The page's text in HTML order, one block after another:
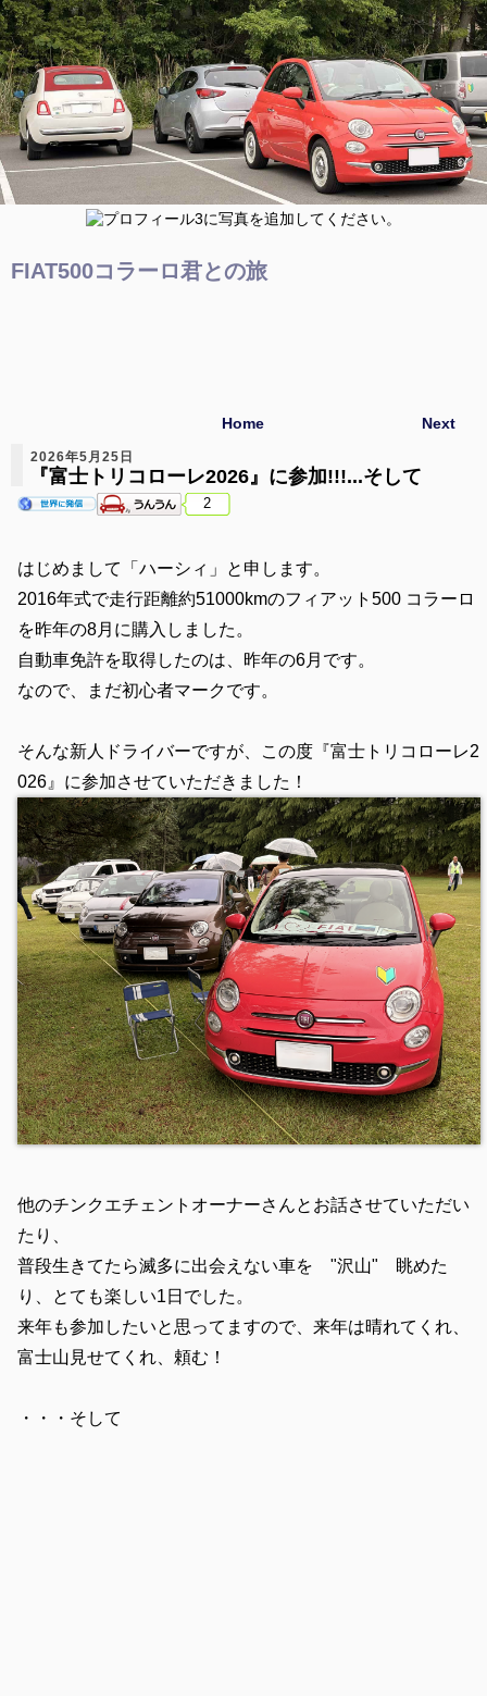
FIAT500コラーロ君との旅
Next
Home
2026年5月25日
『富士トリコローレ2026』に参加!!!...そして
2
はじめまして「ハーシィ」と申します。
2016年式で走行距離約51000kmのフィアット500 コラーロ
を昨年の8月に購入しました。
自動車免許を取得したのは、昨年の6月です。
なので、まだ初心者マークです。
そんな新人ドライバーですが、この度『富士トリコローレ2
026』に参加させていただきました！
他のチンクエチェントオーナーさんとお話させていただい
たり、
普段生きてたら滅多に出会えない車を "沢山" 眺めた
り、とても楽しい1日でした。
来年も参加したいと思ってますので、来年は晴れてくれ、
富士山見せてくれ、頼む！
・・・そして